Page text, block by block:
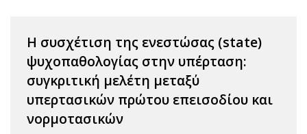
Η συσχέτιση της ενεστώσας (state)
ψυχοπαθολογίας στην υπέρταση:
συγκριτική μελέτη μεταξύ
υπερτασικών πρώτου επεισοδίου και
νορμοτασικών